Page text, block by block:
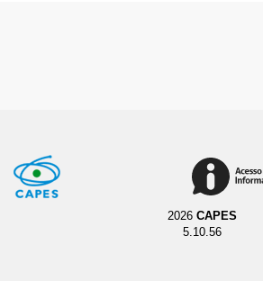
2026 CAPES
5.10.56